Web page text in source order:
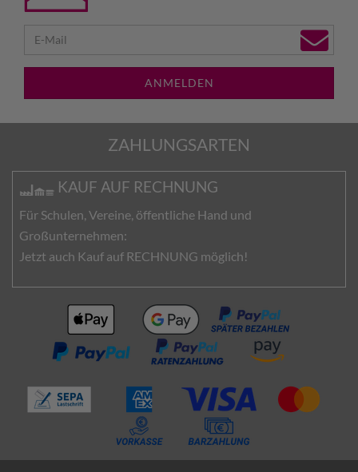
ANMELDEN
ZAHLUNGSARTEN
KAUF AUF RECHNUNG
Für Schulen, Vereine, öffentliche Hand und
Großunternehmen:
Jetzt auch Kauf auf RECHNUNG möglich!